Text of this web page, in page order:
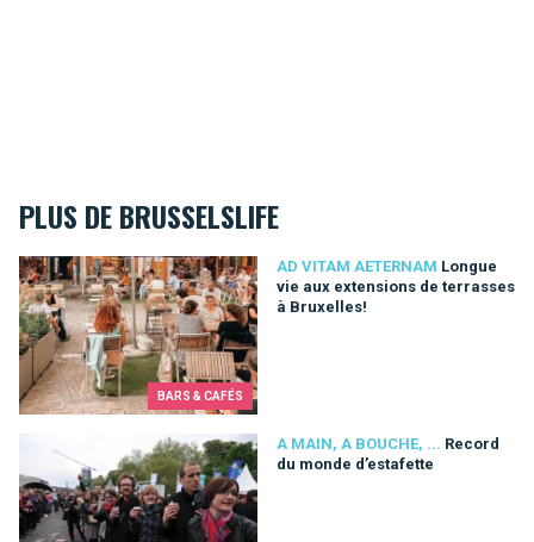
PLUS DE BRUSSELSLIFE
BARS & CAFÉS
AD VITAM AETERNAM Longue
vie aux extensions de terrasses
à Bruxelles!
Longue vie aux extensions de terrasses à Bruxelles!
A MAIN, A BOUCHE, ... Record
du monde d’estafette
Record du monde d’estafette